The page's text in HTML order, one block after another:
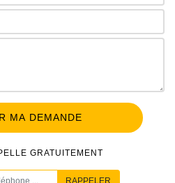
GRATUITEMENT